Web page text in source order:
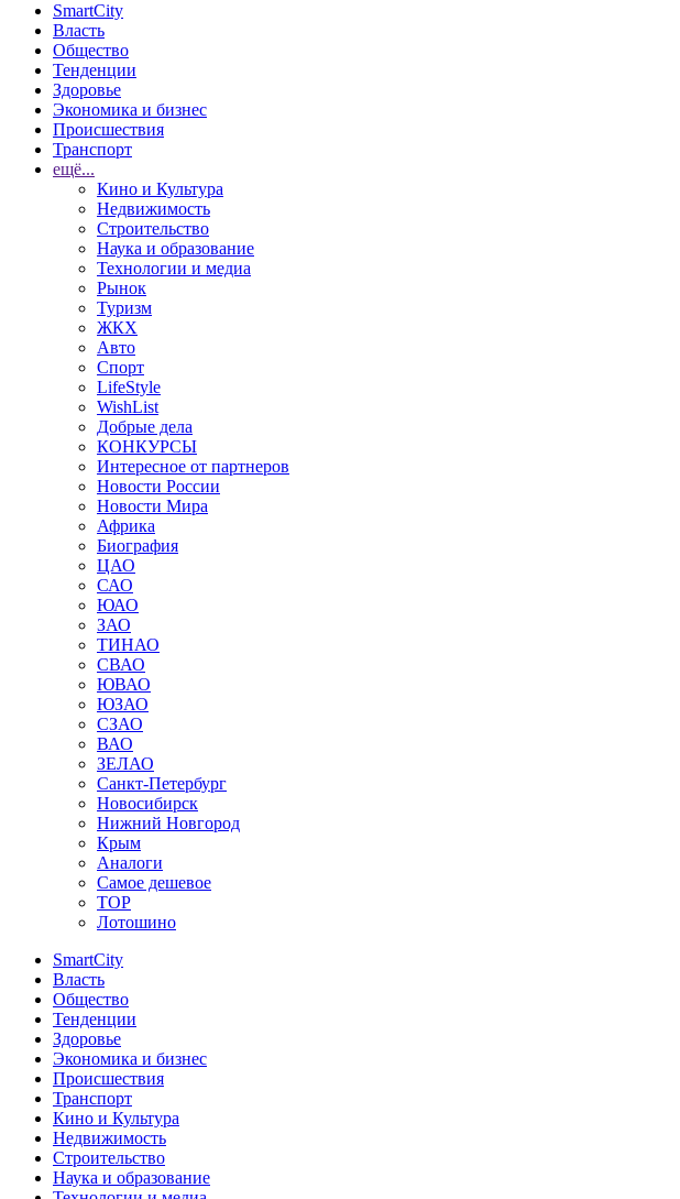
SmartCity
Власть
Общество
Тенденции
Здоровье
Экономика и бизнес
Происшествия
Транспорт
ещё...
Кино и Культура
Недвижимость
Строительство
Наука и образование
Технологии и медиа
Рынок
Туризм
ЖКХ
Авто
Спорт
LifeStyle
WishList
Добрые дела
КОНКУРСЫ
Интересное от партнеров
Новости России
Новости Мира
Африка
Биография
ЦАО
САО
ЮАО
ЗАО
ТИНАО
СВАО
ЮВАО
ЮЗАО
СЗАО
ВАО
ЗЕЛАО
Санкт-Петербург
Новосибирск
Нижний Новгород
Крым
Аналоги
Самое дешевое
TOP
Лотошино
SmartCity
Власть
Общество
Тенденции
Здоровье
Экономика и бизнес
Происшествия
Транспорт
Кино и Культура
Недвижимость
Строительство
Наука и образование